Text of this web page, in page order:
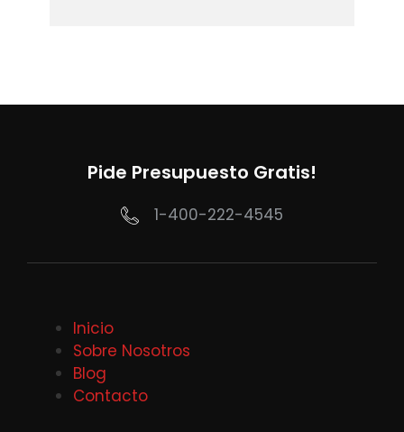
Pide Presupuesto Gratis!
1-400-222-4545
Inicio
Sobre Nosotros
Blog
Contacto